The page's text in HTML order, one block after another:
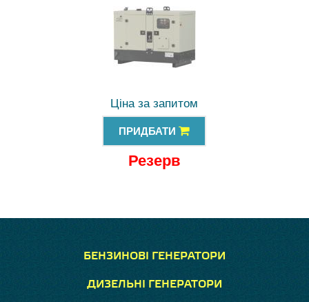
Ціна за запитом
ПРИДБАТИ
Резерв
БЕНЗИНОВІ ГЕНЕРАТОРИ
ДИЗЕЛЬНІ ГЕНЕРАТОРИ